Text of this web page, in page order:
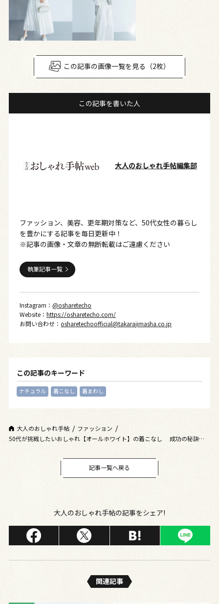
この記事の画像一覧を見る（2枚）
この記事を書いた人
大人のおしゃれ手帖編集部
ファッション、美容、更年期対策など、50代女性の暮らし
を豊かにする記事を毎日更新中！
※記事の画像・文章の無断転載はご遠慮ください
執筆記事一覧
Instagram：@osharetecho
Website：https://osharetecho.com/
お問い合わせ：osharetechoofficial@takarajimasha.co.jp
この記事のキーワード
ナチュラル 着こなし 着まわし
大人のおしゃれ手帖
ファッション
50代が挑戦したいおしゃれ【オールホワイト】の着こなし 成功の秘訣は
記事一覧へ戻る
大人のおしゃれ手帖の記事をシェア!
関連記事